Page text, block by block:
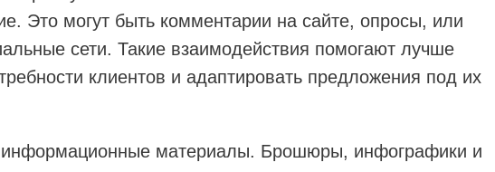
Это могут быть комментарии на сайте, опросы, или
сети. Такие взаимодействия помогают лучше
клиентов и адаптировать предложения под их
информационные материалы. Брошюры, инфографики и